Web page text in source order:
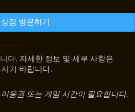
상점 방문하기
다. 자세한 정보 및 세부 사항은
기 바랍니다.
용권 또는 게임 시간이 필요합니다.